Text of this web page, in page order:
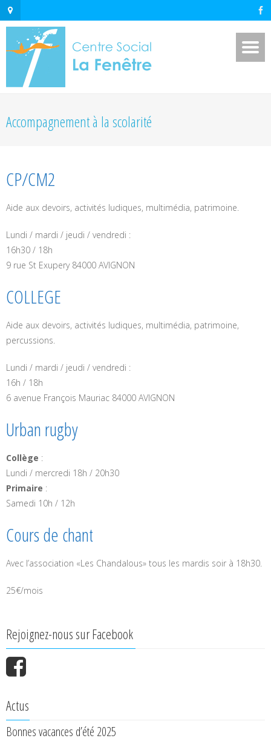
Accompagnement à la scolarité
CP/CM2
Aide aux devoirs, activités ludiques, multimédia, patrimoine.
Lundi / mardi / jeudi / vendredi :
16h30 / 18h
9 rue St Exupery 84000 AVIGNON
COLLEGE
Aide aux devoirs, activités ludiques, multimédia, patrimoine,
percussions.
Lundi / mardi / jeudi / vendredi :
16h / 18h
6 avenue François Mauriac 84000 AVIGNON
Urban rugby
Collège :
Lundi / mercredi 18h / 20h30
Primaire :
Samedi 10h / 12h
Cours de chant
Avec l’association «Les Chandalous» tous les mardis soir à 18h30.
25€/mois
Rejoignez-nous sur Facebook
Actus
Bonnes vacances d’été 2025